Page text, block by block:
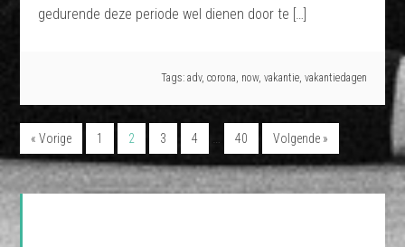
gedurende deze periode wel dienen door te […]
Tags: adv, corona, now, vakantie, vakantiedagen
« Vorige 1 2 3 4 … 40 Volgende »